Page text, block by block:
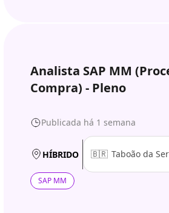
Analista SAP MM
Compra) - Pleno
Publicada há 1 semana
HÍBRIDO 🇧🇷 Taboão da
SAP MM